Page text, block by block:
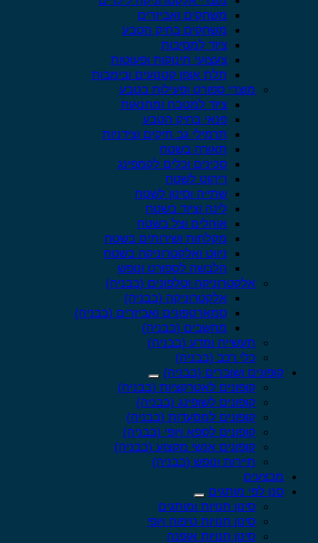
משחקים ואביזרים
משחקים בחיק הטבע
ציוד למסיבות
צעצועי תינוקות ופעוטות
תלת אופן קטנועים ובימבות
מוצרי ספורט ופעילות בטבע
ציוד למטבח ומחנאות
פנאי בחיק הטבע
תרמילי גב תיקים וצידניות
תאורה בשטח
סכינים וכלים לקמפינג
ריהוט לשטח
שתייה וסינון לשטח
לינה וציוד בשטח
אוהלים וצל בשטח
מקלחות ושירותים בשטח
ניווט ואלקטרוניקה בשטח
הלבשה לספורט ונופש
אלקטרוניקה וטלפונים (בבניה)
אלקטרוניקה (בבניה)
סמארטפונים ואביזרים (בבניה)
מחשבים (בבניה)
תעשייה ומדע (בבניה)
כלי רכב (בבניה)
קופונים ושוברים (בבניה)
קופונים לאטרקציות (בבניה)
קופונים לשופינג (בבניה)
קופונים למסעדות (בבניה)
קופונים לספא ויופי (בבניה)
קופונים אנשי מקצוע (בבניה)
תיירות ונופש (בבניה)
מבצעים
סנן לפי מותגים
סינון חנויות ומותגים
סינון חנויות טיפוח ויופי
סינון חנויות אופנה